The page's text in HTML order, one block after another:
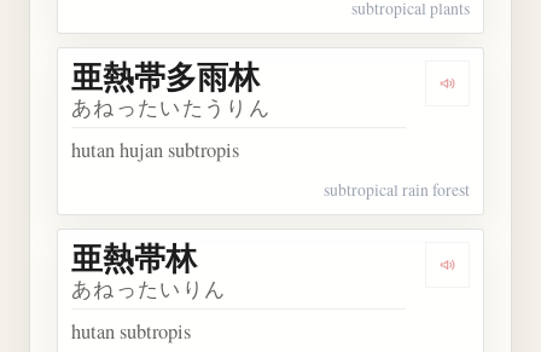
subtropical plants
Dengarkan
亜熱帯多雨林
あねったいたうりん
hutan hujan subtropis
subtropical rain forest
Dengarkan
亜熱帯林
あねったいりん
hutan subtropis